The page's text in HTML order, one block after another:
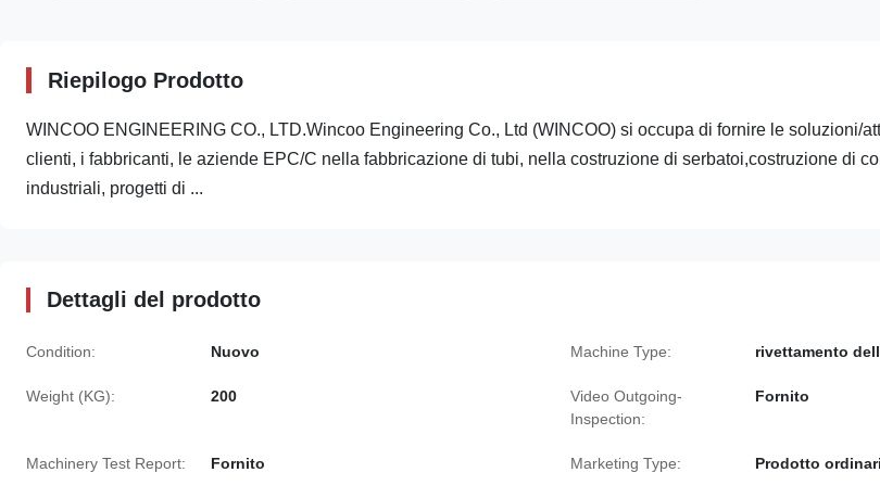
Riepilogo Prodotto
WINCOO ENGINEERING CO., LTD.Wincoo Engineering Co., Ltd (WINCOO) si occupa di fornire le soluzioni/
clienti, i fabbricanti, le aziende EPC/C nella fabbricazione di tubi, nella costruzione di serbatoi,costruzione di
industriali, progetti di ...
Dettagli del prodotto
Condition: Nuovo Machine Type: rivettamento
Weight (KG): 200
Video Outgoing-
Inspection:
Fornito
Machinery Test Report: Fornito Marketing Type: Prodotto